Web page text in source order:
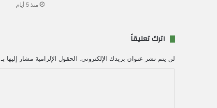
منذ 5 أيام
اترك تعليقاً
لن يتم نشر عنوان بريدك الإلكتروني. الحقول الإلزامية مشار إليها بـ